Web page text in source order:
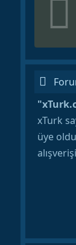
xTurk
üye